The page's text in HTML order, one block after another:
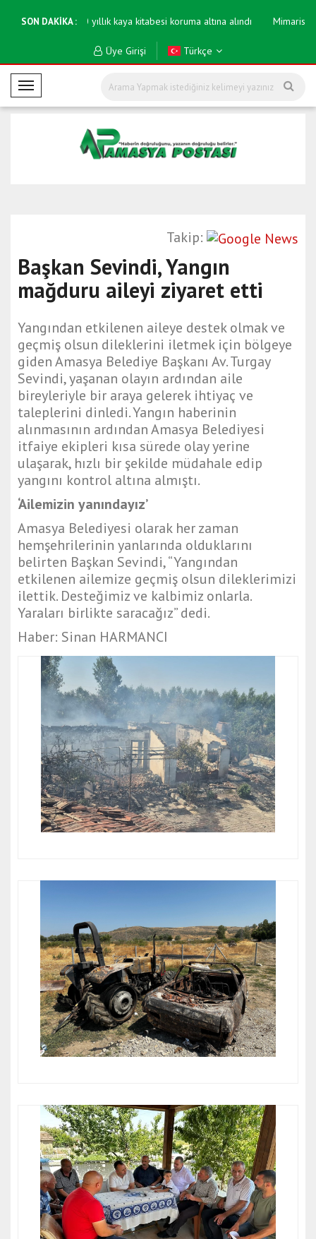
SON DAKİKA :600 yıllık kaya kitabesi koruma altına alındı Mimarisi ile
Üye Girişi Türkçe
M
o
Takip:
Başkan Sevindi, Yangın
mağduru aileyi ziyaret etti
Yangından etkilenen aileye destek olmak ve
geçmiş olsun dileklerini iletmek için bölgeye
giden Amasya Belediye Başkanı Av. Turgay
Sevindi, yaşanan olayın ardından aile
bireyleriyle bir araya gelerek ihtiyaç ve
taleplerini dinledi. Yangın haberinin
alınmasının ardından Amasya Belediyesi
itfaiye ekipleri kısa sürede olay yerine
ulaşarak, hızlı bir şekilde müdahale edip
yangını kontrol altına almıştı.
‘Ailemizin yanındayız’
Amasya Belediyesi olarak her zaman
hemşehrilerinin yanlarında olduklarını
belirten Başkan Sevindi, “Yangından
etkilenen ailemize geçmiş olsun dileklerimizi
ilettik. Desteğimiz ve kalbimiz onlarla.
Yaraları birlikte saracağız” dedi.
Haber: Sinan HARMANCI